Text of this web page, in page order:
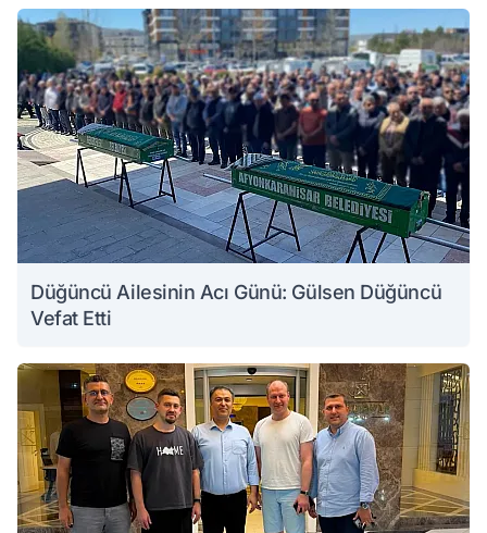
Düğüncü Ailesinin Acı Günü: Gülsen Düğüncü
Vefat Etti